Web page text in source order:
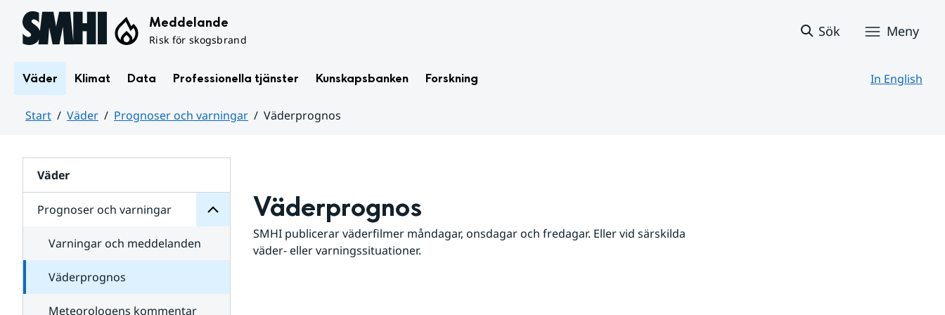
Hoppa till sidans innehåll Meddelande
Risk för skogsbrand
Sök Meny
Väder Klimat Data Professionella tjänster Kunskapsbanken Forskning In English
Start Väder Prognoser och varningar
Väderprognos
Väder
Prognoser och varningar
för
varningar
Varningar och meddelanden
Väderprognos
Meteorologens kommentar
Väderprognos
SMHI publicerar väderfilmer måndagar, onsdagar och fredagar. Eller vid särskilda
väder- eller varningssituationer.